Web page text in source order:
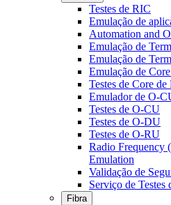
Testes de RIC
Emulação de
Automation and
Emulação de
Emulação de
Emulação de
Testes de Core
Emulador de O-
Testes de O-CU
Testes de O-DU
Testes de O-RU
Radio Frequency
Emulation
Validação de
Serviço de Testes
Fibra